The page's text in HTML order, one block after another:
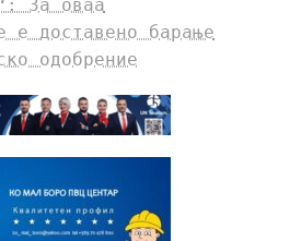
За оваа
е доставено барање
одобрение